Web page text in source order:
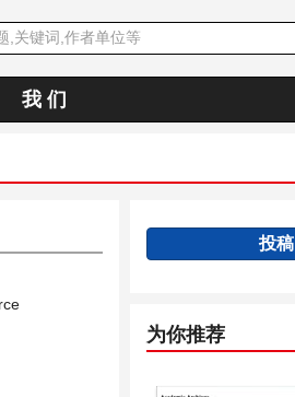
我 们
投稿
为你推荐